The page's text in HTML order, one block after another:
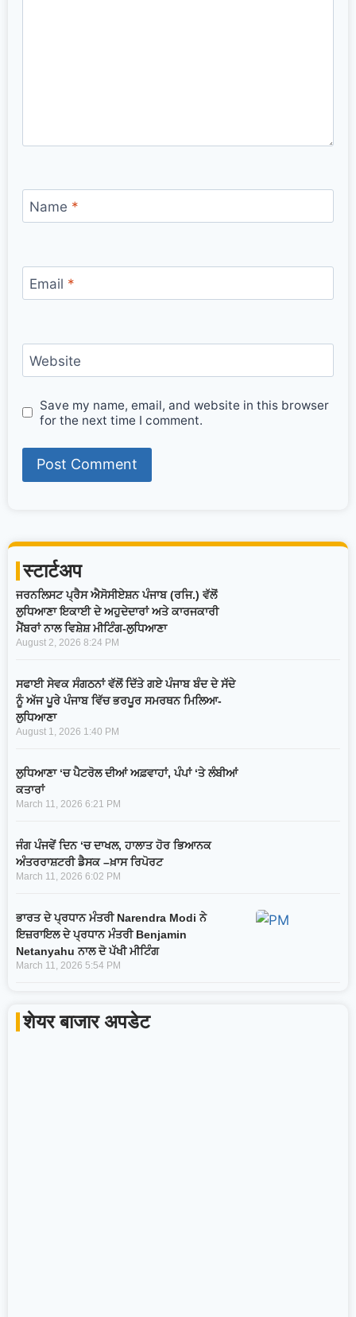
Name *
Email *
Website
Save my name, email, and website in this browser
for the next time I comment.
स्टार्टअप
ਜਰਨਲਿਸਟ ਪ੍ਰੈਸ ਐਸੋਸੀਏਸ਼ਨ ਪੰਜਾਬ (ਰਜਿ.) ਵੱਲੋਂ
ਲੁਧਿਆਣਾ ਇਕਾਈ ਦੇ ਅਹੁਦੇਦਾਰਾਂ ਅਤੇ ਕਾਰਜਕਾਰੀ
ਮੈਂਬਰਾਂ ਨਾਲ ਵਿਸ਼ੇਸ਼ ਮੀਟਿੰਗ-ਲੁਧਿਆਣਾ
August 2, 2026 8:24 PM
ਸਫਾਈ ਸੇਵਕ ਸੰਗਠਨਾਂ ਵੱਲੋਂ ਦਿੱਤੇ ਗਏ ਪੰਜਾਬ ਬੰਦ ਦੇ ਸੱਦੇ
ਨੂੰ ਅੱਜ ਪੂਰੇ ਪੰਜਾਬ ਵਿੱਚ ਭਰਪੂਰ ਸਮਰਥਨ ਮਿਲਿਆ-
ਲੁਧਿਆਣਾ
August 1, 2026 1:40 PM
ਲੁਧਿਆਣਾ ‘ਚ ਪੈਟਰੋਲ ਦੀਆਂ ਅਫ਼ਵਾਹਾਂ, ਪੰਪਾਂ ‘ਤੇ ਲੰਬੀਆਂ
ਕਤਾਰਾਂ
March 11, 2026 6:21 PM
ਜੰਗ ਪੰਜਵੇਂ ਦਿਨ ‘ਚ ਦਾਖਲ, ਹਾਲਾਤ ਹੋਰ ਭਿਆਨਕ
ਅੰਤਰਰਾਸ਼ਟਰੀ ਡੈਸਕ –ਖ਼ਾਸ ਰਿਪੋਰਟ
March 11, 2026 6:02 PM
ਭਾਰਤ ਦੇ ਪ੍ਰਧਾਨ ਮੰਤਰੀ Narendra Modi ਨੇ
ਇਜ਼ਰਾਇਲ ਦੇ ਪ੍ਰਧਾਨ ਮੰਤਰੀ Benjamin
Netanyahu ਨਾਲ ਦੋ ਪੱਖੀ ਮੀਟਿੰਗ
March 11, 2026 5:54 PM
शेयर बाजार अपडेट